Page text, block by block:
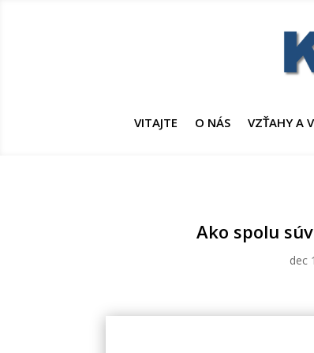
VITAJTE O NÁS VZŤAHY A
Ako spolu
dec